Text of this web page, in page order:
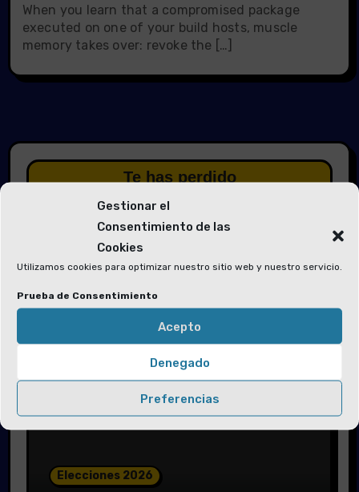
Gestionar el
Consentimiento de las
Cookies
Utilizamos cookies para optimizar nuestro sitio web y nuestro servicio.
Prueba de Consentimiento
Acepto
Denegado
Preferencias
When you learn that a compromised package
executed on one of your build hosts, muscle
memory takes over: revoke the […]
Te has perdido
Elecciones 2026
Solicitud de voluntarios para las
Elecciones 2026